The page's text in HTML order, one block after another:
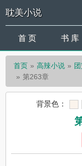
耽美小说
首 页 书 库
首页 高辣小说
第263章
背景色：